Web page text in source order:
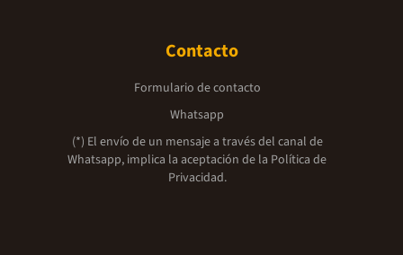
Contacto
Formulario de contacto
Whatsapp
(*) El envío de un mensaje a través del canal de
Whatsapp, implica la aceptación de la Política de
Privacidad.